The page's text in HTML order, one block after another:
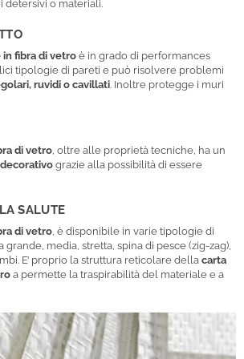
detersivi o materiali.
fibra di vetro è in grado di performances
tipologie di pareti e può risolvere problemi
ruvidi o cavillati. Inoltre protegge i muri
di vetro, oltre alle proprietà tecniche, ha un
grazie alla possibilità di essere
SALUTE
di vetro , è disponibile in varie tipologie di
media, stretta, spina di pesce (zig-zag),
E’ proprio la struttura reticolare della carta
a permette la traspirabilità del materiale e a